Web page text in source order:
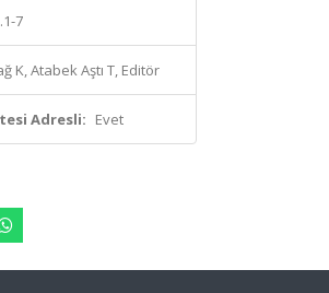
7
K, Atabek Aştı T, Editör
Adresli: Evet